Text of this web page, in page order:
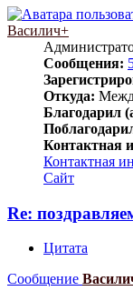
Василич+
Сообщения:
Откуда:
Благодарил
Контактная
Контактная
Сайт
Re:
Цитата
Сообщение